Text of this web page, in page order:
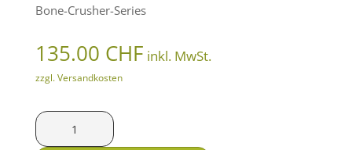
Bone-Crusher-Series
135.00 CHF inkl. MwSt.
zzgl. Versandkosten
SAX
KJG-